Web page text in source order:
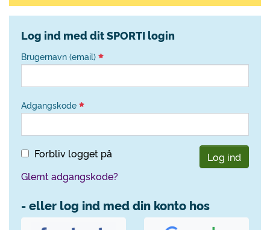
Log ind med dit SPORTI login
Brugernavn (email)
Adgangskode
Forbliv logget på
Log ind
Glemt adgangskode?
- eller log ind med din konto hos